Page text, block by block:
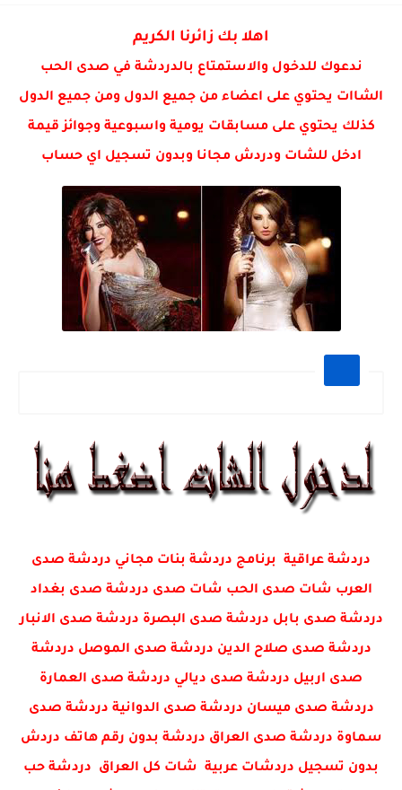
اهلا بك زائرنا الكريم
ندعوك للدخول والاستمتاع بالدردشة في صدى الحب
الشاات يحتوي على اعضاء من جميع الدول ومن جميع الدول
كذلك يحتوي على مسابقات يومية واسبوعية وجوائز قيمة
ادخل للشات ودردش مجانا وبدون تسجيل اي حساب
دردشة عراقية برنامج دردشة بنات مجاني دردشة صدى
العرب شات صدى الحب شات صدى دردشة صدى بغداد
دردشة صدى بابل دردشة صدى البصرة دردشة صدى الانبار
دردشة صدى صلاح الدين دردشة صدى الموصل دردشة
صدى اربيل دردشة صدى ديالي دردشة صدى العمارة
دردشة صدى ميسان دردشة صدى الدوانية دردشة صدى
سماوة دردشة صدى العراق دردشة بدون رقم هاتف دردش
بدون تسجيل دردشات عربية شات كل العراق دردشة حب